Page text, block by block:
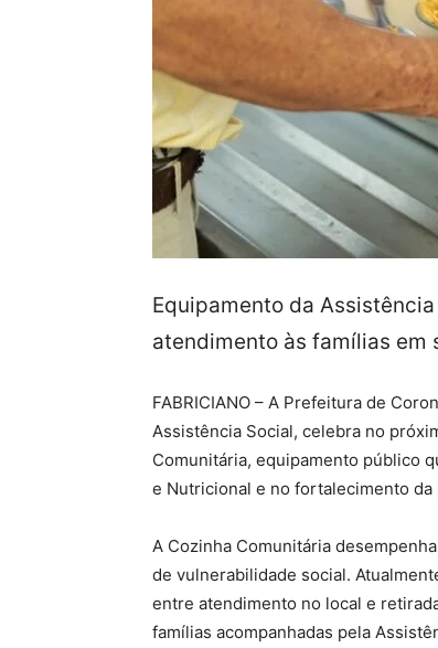
Equipamento da
atendimento às famílias
FABRICIANO – A Prefeitura de
Assistência Social, celebra no
Comunitária, equipamento público
e Nutricional e no fortalecimento
A Cozinha Comunitária
de vulnerabilidade social.
entre atendimento no local e
famílias acompanhadas pela